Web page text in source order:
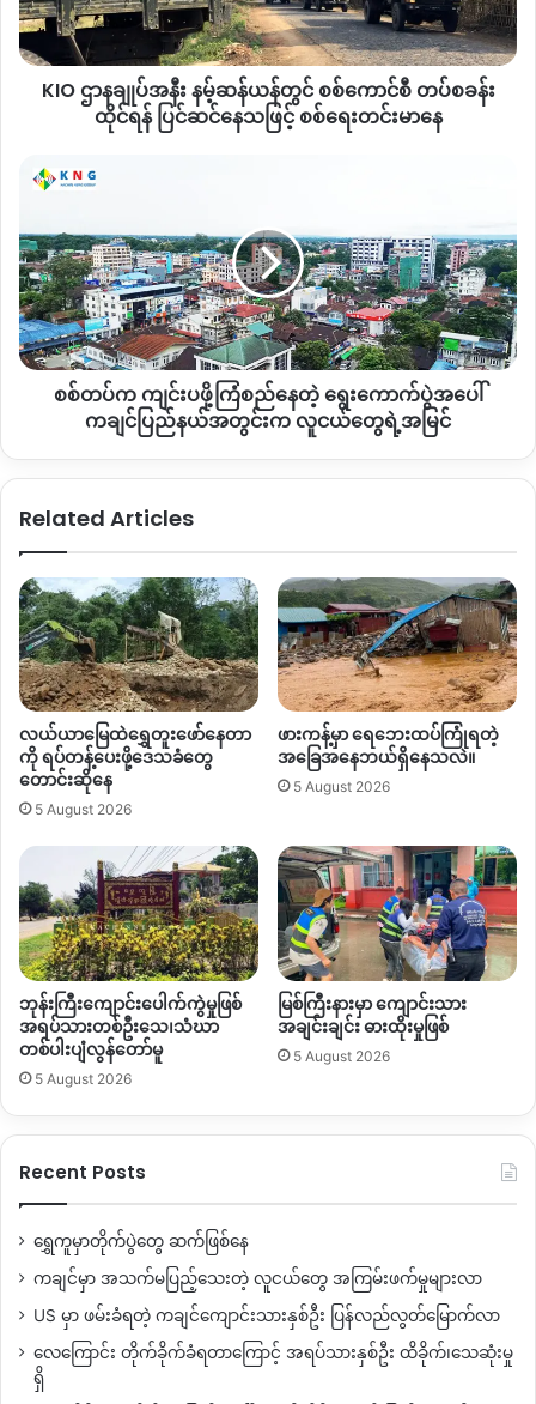
အဆိုပါ လမ်းပိုင်းများ သွားလာရေးအခက်အခဲဖြစ်ပေါ်စေသော
အဓိကအချက်မှာ ဆီဘောက်ဆာကားများ၊ ကုန်တင်ကားကြီးများ
အလွန်အကျွံသွားလာ ဖြတ်သန်းနေသည့်အပေါ် ပြန်လည်ပြုပြင်ခြင်း
မရှိသည့်အတွက်ကြောင့် သက်ဆိုင်ရာ တာဝန်ရှိသူများအနေဖြင့်
နေပါသည်။
ယင်းလမ်းပိုင်းကို တနိုင်း–ရှင်ဗွေယန်ကုန်စည် စီးဆင်းရေး၊ ခရီးသွား
လာရေးအတွက် အရေးပါသည့် လမ်းခရီးတစ်ခုဖြစ်သလို နာဂ
ကိုယ်ပိုင်ချုပ်ခွင့်ဒေသများဖြစ်သည့် နန်းယွန်းမြို့၊ ပန်းဆောင်
မြို့နယ်များအတွက် အရေးပါသည့်လမ်းပိုင်းဖြစ်ကြောင်းသိရသည်။
Copy URL
စစ်
ကောင်စီ
တပ်
စခန်း
နေ
စစ်
ရေး
တင်းမာ
နေ
KIO ဌာနချုပ်အနီး နမ့်ဆန်ယန်တွင် စစ်ကောင်စီ တပ်စခန်း
ထိုင်ရန် ပြင်ဆင်နေသဖြင့် စစ်ရေးတင်းမာနေ
စစ်တပ်
ဖို့
ကြံစည်‌နေ
တဲ့
ရွေးကောက်ပွဲ
အပေါ်
ကချင်ပြည်နယ်
အတွင်း
အမြင်
စစ်တပ်က ကျင်းပဖို့ကြံစည်‌နေတဲ့ ရွေးကောက်ပွဲအပေါ်
ကချင်ပြည်နယ်အတွင်းက လူငယ်တွေရဲ့အမြင်
Related Articles
လယ်ယာမြေထဲရွှေတူးဖော်နေတာ
ကို ရပ်တန့်ပေးဖို့ဒေသခံတွေ
တောင်းဆိုနေ
5 August 2026
ဖားကန့်မှာ ရေဘေးထပ်ကြုံရတဲ့
အခြေအနေဘယ်ရှိနေသလဲ။
5 August 2026
ဘုန်းကြီးကျောင်းပေါက်ကွဲမှုဖြစ်
အရပ်သားတစ်ဦးသေ၊သံဃာ
တစ်ပါးပျံလွန်တော်မူ
5 August 2026
မြစ်ကြီးနားမှာ ကျောင်းသား
အချင်းချင်း ဓားထိုးမှုဖြစ်
5 August 2026
Recent Posts
ရွှေကူမှာတိုက်ပွဲတွေ ဆက်ဖြစ်နေ
ကချင်မှာ အသက်မပြည့်သေးတဲ့ လူငယ်တွေ အကြမ်းဖက်မှုများလာ
US မှာ ဖမ်းခံရတဲ့ ကချင်ကျောင်းသားနှစ်ဦး ပြန်လည်လွတ်မြောက်လာ
လေကြောင်း တိုက်ခိုက်ခံရတာကြောင့် အရပ်သားနှစ်ဦး ထိခိုက်၊သေဆုံးမှု
ရှိ